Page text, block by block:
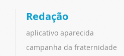
Redação
aplicativo aparecida
campanha da fraternidade